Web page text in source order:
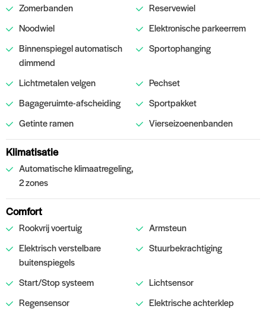
Zomerbanden
Reservewiel
Noodwiel
Elektronische parkeerrem
Binnenspiegel automatisch
dimmend
Sportophanging
Lichtmetalen velgen
Pechset
Bagageruimte-afscheiding
Sportpakket
Getinte ramen
Vierseizoenenbanden
Klimatisatie
Automatische klimaatregeling,
2 zones
Comfort
Rookvrij voertuig
Armsteun
Elektrisch verstelbare
buitenspiegels
Stuurbekrachtiging
Start/Stop systeem
Lichtsensor
Regensensor
Elektrische achterklep